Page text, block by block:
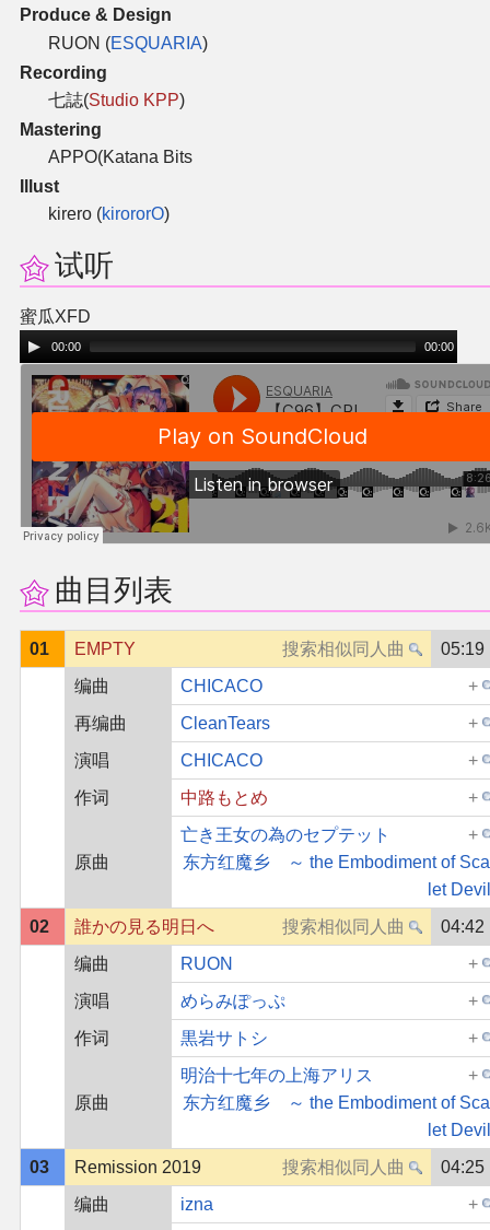
Produce & Design
RUON (ESQUARIA)
Recording
七誌(Studio KPP)
Mastering
APPO(Katana Bits
Illust
kirero (kirororO)
试听
蜜瓜XFD
00:00 00:00
曲目列表
01 EMPTY
05:19
编曲
CHICACO
再编曲
CleanTears
演唱
CHICACO
作词
中路もとめ
原曲
亡き王女の為のセプテット
东方红魔乡 ～ the Embodiment of
let
02
誰かの見る明日へ
04:42
编曲
RUON
演唱
めらみぽっぷ
作词
黒岩サトシ
原曲
明治十七年の上海アリス
东方红魔乡 ～ the Embodiment of
let
03
Remission 2019
04:25
编曲
izna
关于THBWiki
捐款支持